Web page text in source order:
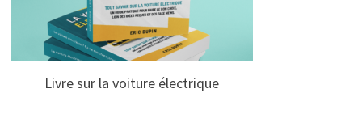
Livre sur la voiture électrique